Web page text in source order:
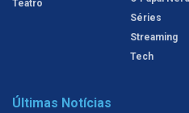
Teatro
Séries
Streaming
Tech
Últimas Notícias